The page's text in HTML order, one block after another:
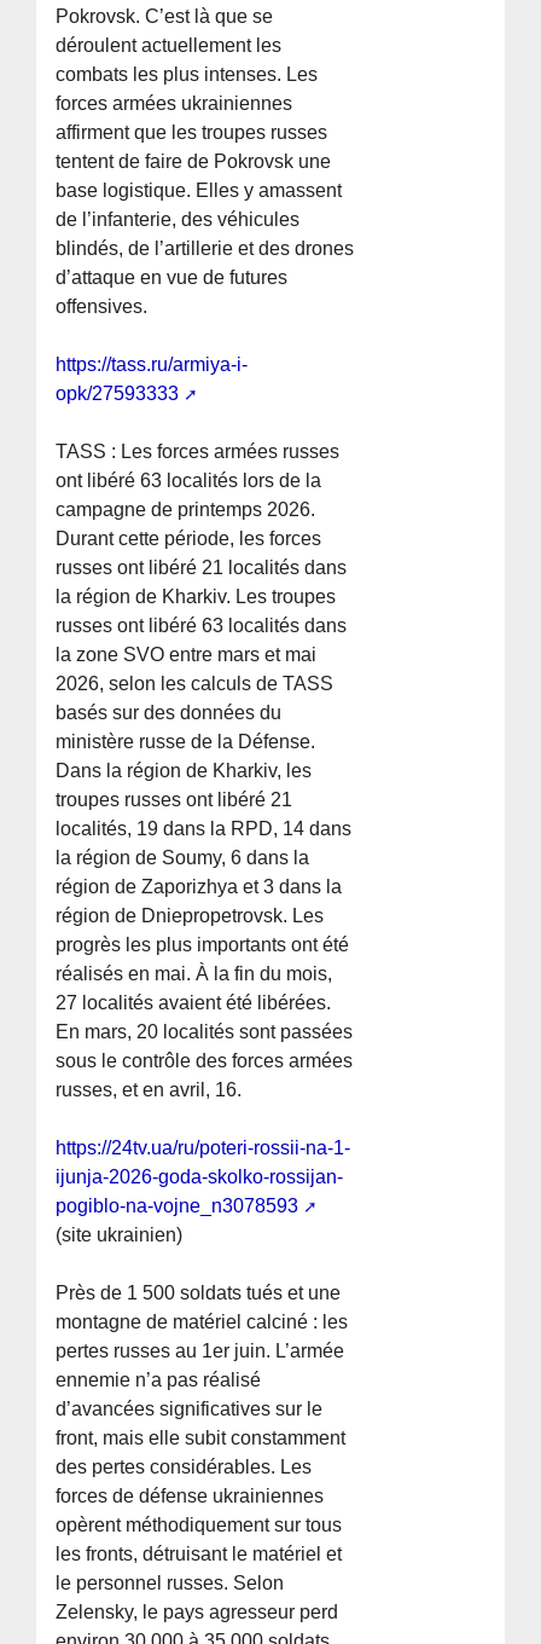
Pokrovsk. C’est là que se
déroulent actuellement les
combats les plus intenses. Les
forces armées ukrainiennes
affirment que les troupes russes
tentent de faire de Pokrovsk une
base logistique. Elles y amassent
de l’infanterie, des véhicules
blindés, de l’artillerie et des drones
d’attaque en vue de futures
offensives.
https://tass.ru/armiya-i-
opk/27593333
TASS : Les forces armées russes
ont libéré 63 localités lors de la
campagne de printemps 2026.
Durant cette période, les forces
russes ont libéré 21 localités dans
la région de Kharkiv. Les troupes
russes ont libéré 63 localités dans
la zone SVO entre mars et mai
2026, selon les calculs de TASS
basés sur des données du
ministère russe de la Défense.
Dans la région de Kharkiv, les
troupes russes ont libéré 21
localités, 19 dans la RPD, 14 dans
la région de Soumy, 6 dans la
région de Zaporizhya et 3 dans la
région de Dniepropetrovsk. Les
progrès les plus importants ont été
réalisés en mai. À la fin du mois,
27 localités avaient été libérées.
En mars, 20 localités sont passées
sous le contrôle des forces armées
russes, et en avril, 16.
https://24tv.ua/ru/poteri-rossii-na-1-
ijunja-2026-goda-skolko-rossijan-
pogiblo-na-vojne_n3078593
(site ukrainien)
Près de 1 500 soldats tués et une
montagne de matériel calciné : les
pertes russes au 1er juin. L’armée
ennemie n’a pas réalisé
d’avancées significatives sur le
front, mais elle subit constamment
des pertes considérables. Les
forces de défense ukrainiennes
opèrent méthodiquement sur tous
les fronts, détruisant le matériel et
le personnel russes. Selon
Zelensky, le pays agresseur perd